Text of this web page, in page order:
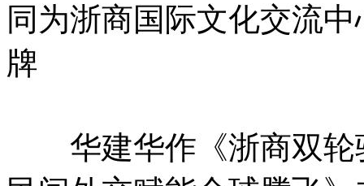
同为浙商国际文化交流
牌
华建华作《浙商双轮